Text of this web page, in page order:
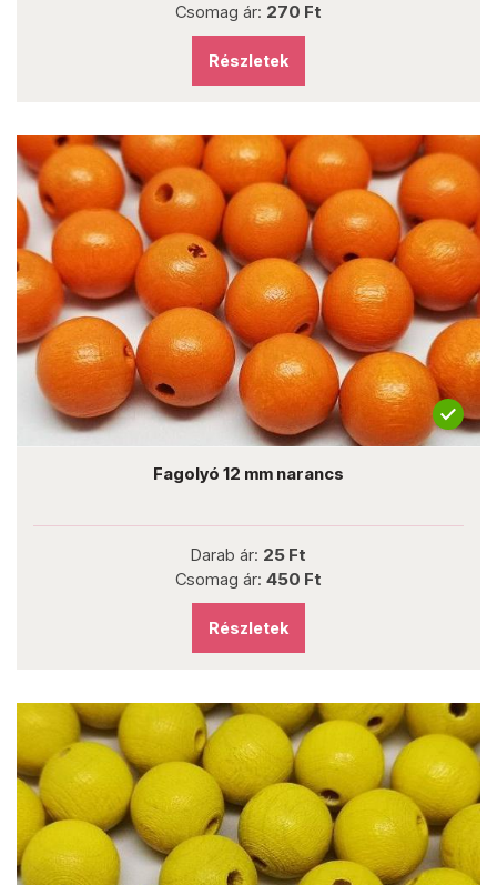
Csomag ár: 270 Ft
Részletek
Fagolyó 12 mm narancs
Darab ár: 25 Ft
Csomag ár: 450 Ft
Részletek